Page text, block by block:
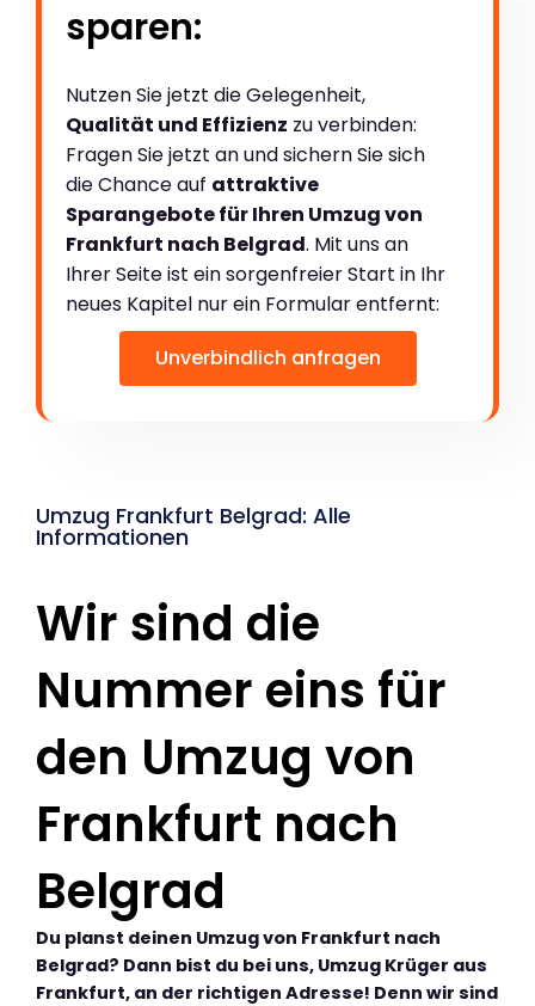
sparen:
Nutzen Sie jetzt die Gelegenheit,
Qualität und Effizienz zu verbinden:
Fragen Sie jetzt an und sichern Sie sich
die Chance auf attraktive
Sparangebote für Ihren Umzug von
Frankfurt nach Belgrad. Mit uns an
Ihrer Seite ist ein sorgenfreier Start in Ihr
neues Kapitel nur ein Formular entfernt:
Unverbindlich anfragen
Umzug Frankfurt Belgrad: Alle
Informationen
Wir sind die
Nummer eins für
den Umzug von
Frankfurt nach
Belgrad
Du planst deinen Umzug von Frankfurt nach
Belgrad? Dann bist du bei uns, Umzug Krüger aus
Frankfurt, an der richtigen Adresse! Denn wir sind